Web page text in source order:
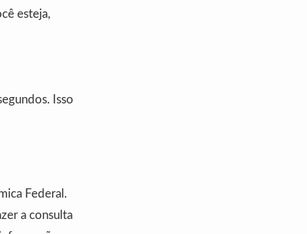
esteja,
Isso
Federal.
a consulta